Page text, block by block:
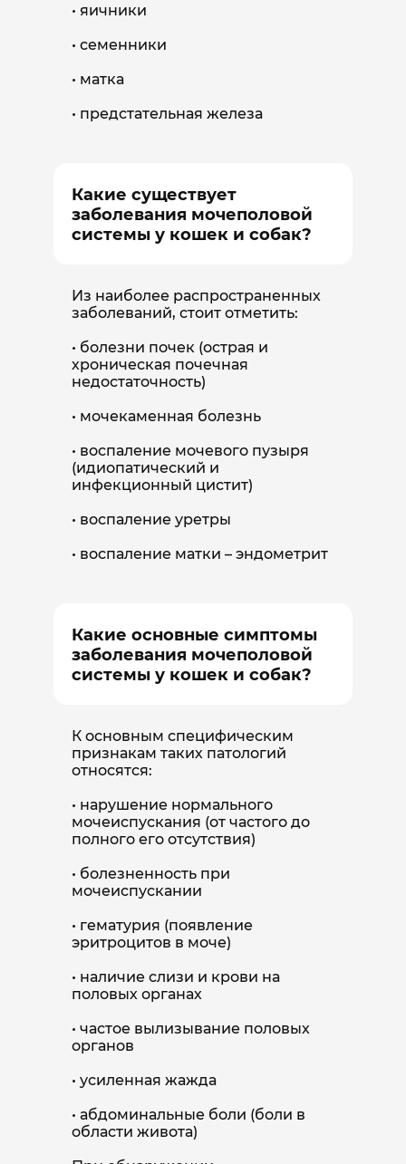
яичники
семенники
матка
предстательная железа
Какие существует
заболевания мочеполовой
системы у кошек и собак?
Из наиболее распространенных
заболеваний, стоит отметить:
болезни почек (острая и
хроническая почечная
недостаточность)
мочекаменная болезнь
воспаление мочевого пузыря
(идиопатический и
инфекционный цистит)
воспаление уретры
воспаление матки – эндометрит
Какие основные симптомы
заболевания мочеполовой
системы у кошек и собак?
К основным специфическим
признакам таких патологий
относятся:
• нарушение нормального
мочеиспускания (от частого до
полного его отсутствия)
• болезненность при
мочеиспускании
• гематурия (появление
эритроцитов в моче)
• наличие слизи и крови на
половых органах
• частое вылизывание половых
органов
• усиленная жажда
• абдоминальные боли (боли в
области живота)